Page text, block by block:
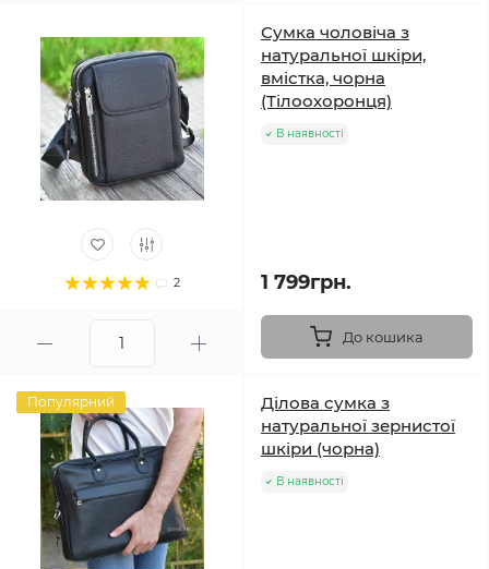
2
Сумка чоловіча з
натуральної шкіри,
вмістка, чорна
(Тілоохоронця)
В наявності
1 799грн.
До кошика
Популярний
Ділова сумка з
натуральної зернистої
шкіри (чорна)
В наявності